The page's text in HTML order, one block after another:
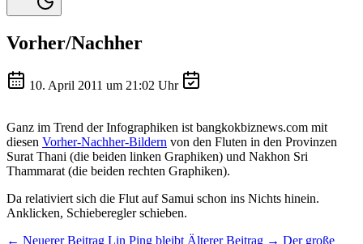
Vorher/Nachher
10. April 2011 um 21:02 Uhr
Ganz im Trend der Infographiken ist bangkokbiznews.com mit
diesen Vorher-Nachher-Bildern von den Fluten in den Provinzen
Surat Thani (die beiden linken Graphiken) und Nakhon Sri
Thammarat (die beiden rechten Graphiken).
Da relativiert sich die Flut auf Samui schon ins Nichts hinein.
Anklicken, Schieberegler schieben.
← Neuerer Beitrag Lin Ping bleibt Älterer Beitrag → Der große